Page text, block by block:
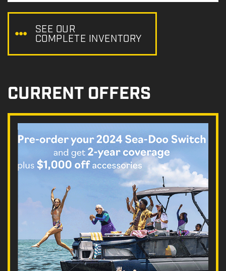
SEE OUR
COMPLETE INVENTORY
CURRENT OFFERS